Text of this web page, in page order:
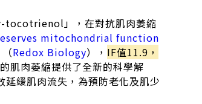
tocotrienol」，在對抗肌肉萎縮
mitochondrial function
Redox Biology）， IF值11.9，
肌肉萎縮提供了全新的科學解
緩肌肉流失，為預防老化及肌少